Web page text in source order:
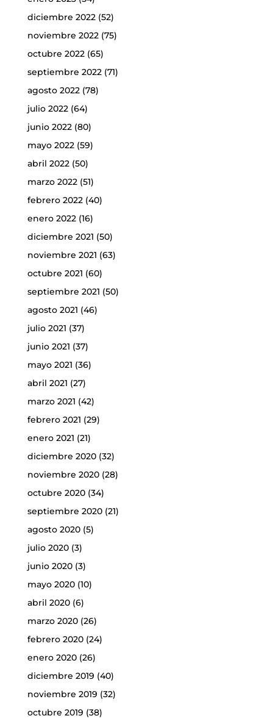
diciembre 2022(52)
noviembre 2022(75)
octubre 2022(65)
septiembre 2022(71)
agosto 2022(78)
julio 2022(64)
junio 2022(80)
mayo 2022(59)
abril 2022(50)
marzo 2022(51)
febrero 2022(40)
enero 2022(16)
diciembre 2021 (50)
noviembre 2021 (63)
octubre 2021 (60)
septiembre 2021 (50)
agosto 2021 (46)
julio 2021 (37)
junio 2021 (37)
mayo 2021 (36)
abril 2021 (27)
marzo 2021 (42)
febrero 2021 (29)
enero 2021 (21)
diciembre 2020(32)
noviembre 2020(28)
octubre 2020(34)
septiembre 2020(21)
agosto 2020(5)
julio 2020(3)
junio 2020(3)
mayo 2020(10)
abril 2020(6)
marzo 2020(26)
febrero 2020(24)
enero 2020(26)
diciembre 2019 (40)
noviembre 2019 (32)
octubre 2019 (38)